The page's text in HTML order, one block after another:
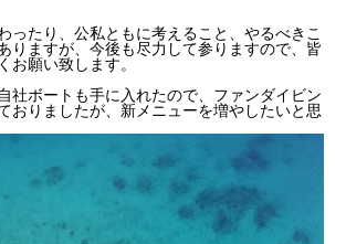
ったり、公私ともに考えること、やるべきこ
りますが、今後も尽力して参りますので、皆
お願い致します。
社ボートも手に入れたので、ファンダイビン
おりましたが、新メニューを増やしたいと思